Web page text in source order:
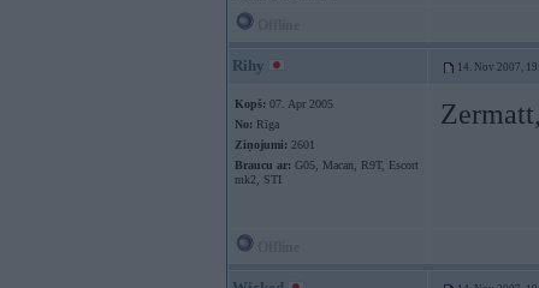
Rihy 14. Nov 2007,
Kopš: 07. Apr 2005
No: Rīga
Ziņojumi: 2601
Braucu ar: G05, Macan, R9T, Escort
mk2, STI